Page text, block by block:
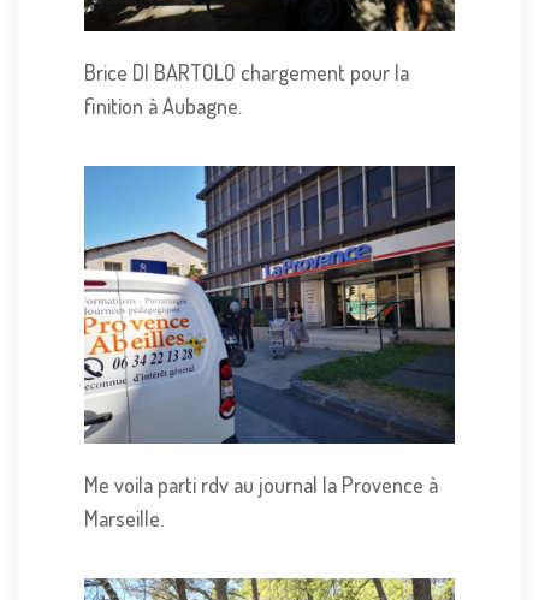
Brice DI BARTOLO chargement pour la
finition à Aubagne.
Me voila parti rdv au journal la Provence à
Marseille.